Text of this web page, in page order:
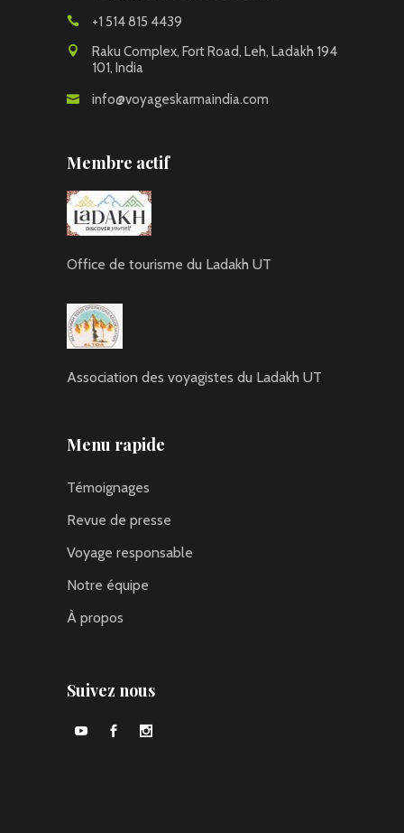
+1 514 815 4439
Raku Complex, Fort Road, Leh, Ladakh 194
101, India
info@voyageskarmaindia.com
Membre actif
Office de tourisme du Ladakh UT
Association des voyagistes du Ladakh UT
Menu rapide
Témoignages
Revue de presse
Voyage responsable
Notre équipe
À propos
Suivez nous